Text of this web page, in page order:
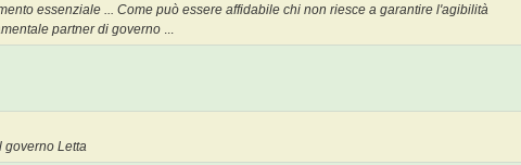
essenziale ... Come può essere affidabile chi non riesce a garantire l'agibilità
partner di governo ...
governo Letta